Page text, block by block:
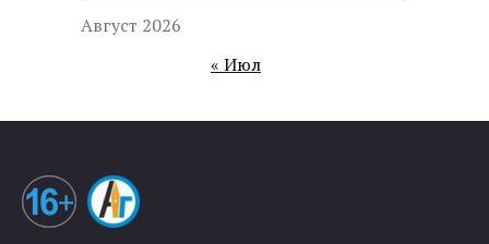
Август 2026
« Июл